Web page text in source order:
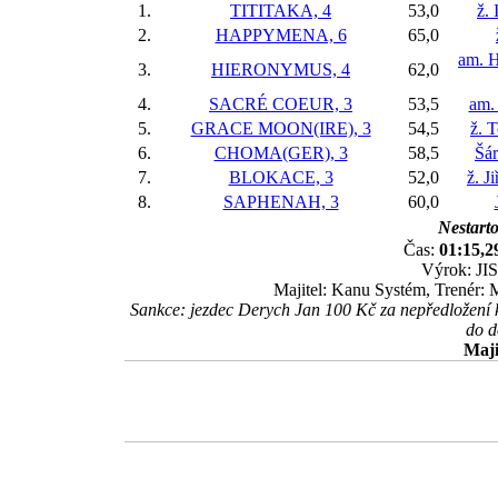
1.
TITITAKA, 4 53,0
ž.
2.
HAPPYMENA, 6 65,0
3.
HIERONYMUS, 4 62,0
am.
4. SACRÉ COEUR, 3 53,5
5.
GRACE MOON(IRE), 3 54,5
ž.
6.
CHOMA(GER), 3 58,5
7.
BLOKACE, 3 52,0
ž.
8.
SAPHENAH, 3 60,0
Čas:
Výrok:
Majitel: Kanu Systém, Trenér:
Sankce: jezdec Derych Jan 100 Kč za
do